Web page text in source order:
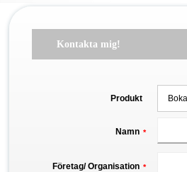
Kontakta mig!
Produkt
Namn *
Företag/ Organisation *